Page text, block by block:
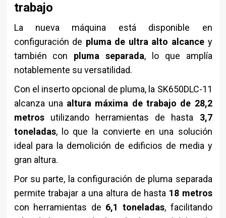
trabajo
La nueva máquina está disponible en
configuración de pluma de ultra alto alcancey
también con pluma separada, lo que amplía
notablemente su versatilidad.
Con el inserto opcional de pluma, la SK650DLC-11
alcanza una altura máxima de trabajo de 28,2
metrosutilizando herramientas de hasta 3,7
toneladas, lo que la convierte en una solución
ideal para la demolición de edificios de media y
gran altura.
Por su parte, la configuración de pluma separada
permite trabajar a una altura de hasta 18 metros
con herramientas de 6,1 toneladas, facilitando